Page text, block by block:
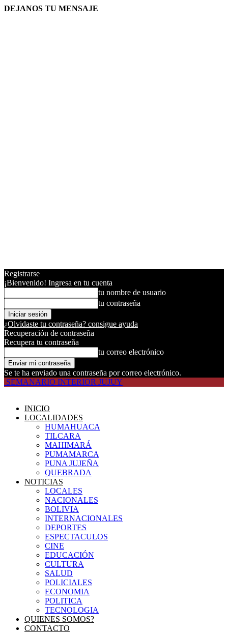
DEJANOS TU MENSAJE
Registrarse
¡Bienvenido! Ingresa en tu cuenta
tu nombre de usuario
tu contraseña
¿Olvidaste tu contraseña? consigue ayuda
Recuperación de contraseña
Recupera tu contraseña
tu correo electrónico
Se te ha enviado una contraseña por correo electrónico.
SEMANARIO INTERIOR JUJUY
INICIO
LOCALIDADES
HUMAHUACA
TILCARA
MAHIMARÁ
PUMAMARCA
PUNA JUJEÑA
QUEBRADA
NOTICIAS
LOCALES
NACIONALES
BOLIVIA
INTERNACIONALES
DEPORTES
ESPECTACULOS
CINE
EDUCACIÓN
CULTURA
SALUD
POLICIALES
ECONOMIA
POLITICA
TECNOLOGIA
QUIENES SOMOS?
CONTACTO